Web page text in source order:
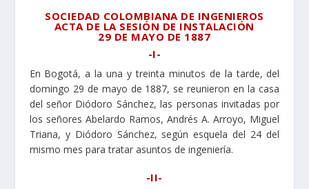
SOCIEDAD COLOMBIANA DE INGENIEROS
ACTA DE LA SESIÓN DE INSTALACIÓN
29 DE MAYO DE 1887
-I-
En Bogotá, a la una y treinta minutos de la tarde, del
domingo 29 de mayo de 1887, se reunieron en la casa
del señor Diódoro Sánchez, las personas invitadas por
los señores Abelardo Ramos, Andrés A. Arroyo, Miguel
Triana, y Diódoro Sánchez, según esquela del 24 del
mismo mes para tratar asuntos de ingeniería.
-II-